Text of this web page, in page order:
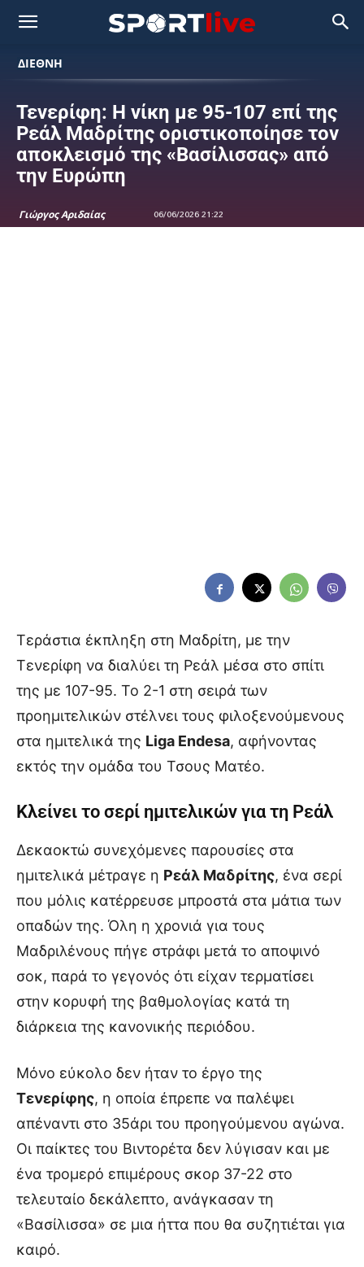
ΔΙΕΘΝΗ
Τενερίφη: Η νίκη με 95-107 επί της
Ρεάλ Μαδρίτης οριστικοποίησε τον
αποκλεισμό της «Βασίλισσας» από
την Ευρώπη
Γιώργος Αριδαίας 06/06/2026 21:22
Τεράστια έκπληξη στη Μαδρίτη, με την
Τενερίφη να διαλύει τη Ρεάλ μέσα στο σπίτι
της με 107-95. Το 2-1 στη σειρά των
προημιτελικών στέλνει τους φιλοξενούμενους
στα ημιτελικά της Liga Endesa, αφήνοντας
εκτός την ομάδα του Τσους Ματέο.
Κλείνει το σερί ημιτελικών για τη Ρεάλ
Δεκαοκτώ συνεχόμενες παρουσίες στα
ημιτελικά μέτραγε η Ρεάλ Μαδρίτης, ένα σερί
που μόλις κατέρρευσε μπροστά στα μάτια των
οπαδών της. Όλη η χρονιά για τους
Μαδριλένους πήγε στράφι μετά το αποψινό
σοκ, παρά το γεγονός ότι είχαν τερματίσει
στην κορυφή της βαθμολογίας κατά τη
διάρκεια της κανονικής περιόδου.
Μόνο εύκολο δεν ήταν το έργο της
Τενερίφης, η οποία έπρεπε να παλέψει
απέναντι στο 35άρι του προηγούμενου αγώνα.
Οι παίκτες του Βιντορέτα δεν λύγισαν και με
ένα τρομερό επιμέρους σκορ 37-22 στο
τελευταίο δεκάλεπτο, ανάγκασαν τη
«Βασίλισσα» σε μια ήττα που θα συζητιέται για
καιρό.